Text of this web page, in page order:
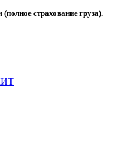
страхование груза).